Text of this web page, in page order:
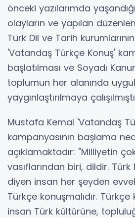
önceki yazılarımda
olayların ve yapılan
Türk Dil ve Tarih
'Vatandaş Türkçe Konuş'
başlatılması ve Soyadı
toplumun her alanında
yaygınlaştırılmaya
Mustafa Kemal 'Vatandaş
kampanyasının başlama
açıklamaktadır: "Milliyetin
vasıflarından biri, dildir.
diyen insan her şeyden
Türkçe konuşmalıdır.
insan Türk kültürüne,